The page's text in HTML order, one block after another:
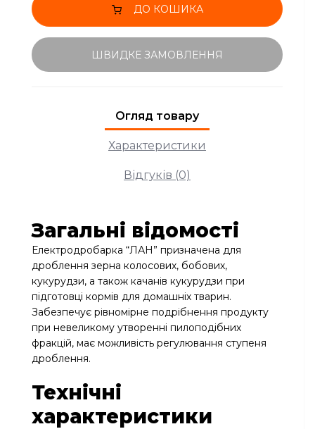
ДО КОШИКА
ШВИДКЕ ЗАМОВЛЕННЯ
Огляд товару
Характеристики
Відгуків (0)
Загальні відомості
Електродробарка “ЛАН” призначена для
дроблення зерна колосових, бобових,
кукурудзи, а також качанів кукурудзи при
підготовці кормів для домашніх тварин.
Забезпечує рівномірне подрібнення продукту
при невеликому утворенні пилоподібних
фракцій, має можливість регулювання ступеня
дроблення.
Технічні
характеристики